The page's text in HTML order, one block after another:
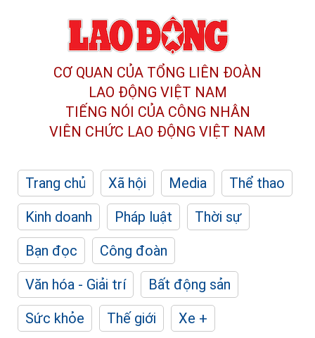
CƠ QUAN CỦA TỔNG LIÊN ĐOÀN
LAO ĐỘNG VIỆT NAM
TIẾNG NÓI CỦA CÔNG NHÂN
VIÊN CHỨC LAO ĐỘNG VIỆT NAM
Trang chủ Xã hội Media
Thể thao
Kinh doanh
Pháp luật
Thời sự
Bạn đọc
Công đoàn
Văn hóa - Giải trí
Bất động sản
Sức khỏe
Thế giới
Xe +